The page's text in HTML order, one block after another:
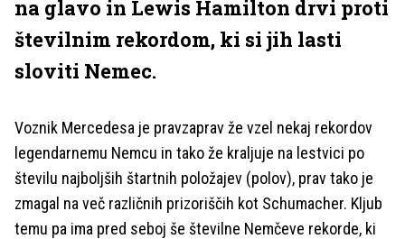
na glavo in Lewis Hamilton drvi proti
številnim rekordom, ki si jih lasti
sloviti Nemec.
Voznik Mercedesa je pravzaprav že vzel nekaj rekordov
legendarnemu Nemcu in tako že kraljuje na lestvici po
številu najboljših štartnih položajev (polov), prav tako je
zmagal na več različnih prizoriščih kot Schumacher. Kljub
temu pa ima pred seboj še številne Nemčeve rekorde, ki